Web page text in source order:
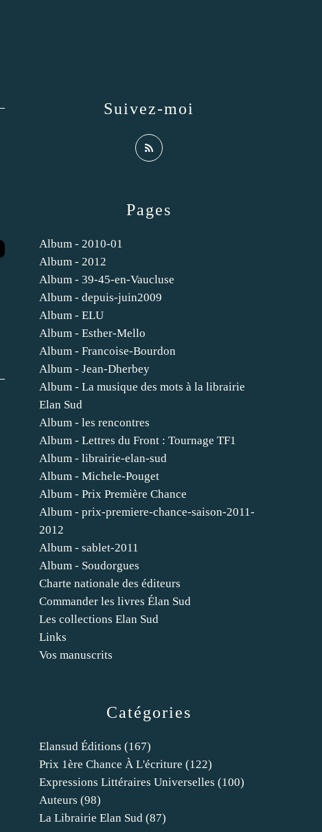
Catégories
Elansud Éditions (167)
Prix 1ère Chance À L'écriture (122)
Expressions Littéraires Universelles (100)
Auteurs (98)
La Librairie Elan Sud (87)
Pages
Album - 2010-01
Album - 2012
Album - 39-45-en-Vaucluse
Album - depuis-juin2009
Album - ELU
Album - Esther-Mello
Album - Francoise-Bourdon
Album - Jean-Dherbey
Album - La musique des mots à la librairie
Elan Sud
Album - les rencontres
Album - Lettres du Front : Tournage TF1
Album - librairie-elan-sud
Album - Michele-Pouget
Album - Prix Première Chance
Album - prix-premiere-chance-saison-2011-
2012
Album - sablet-2011
Album - Soudorgues
Charte nationale des éditeurs
Commander les livres Élan Sud
Les collections Elan Sud
Links
Vos manuscrits
Suivez-moi